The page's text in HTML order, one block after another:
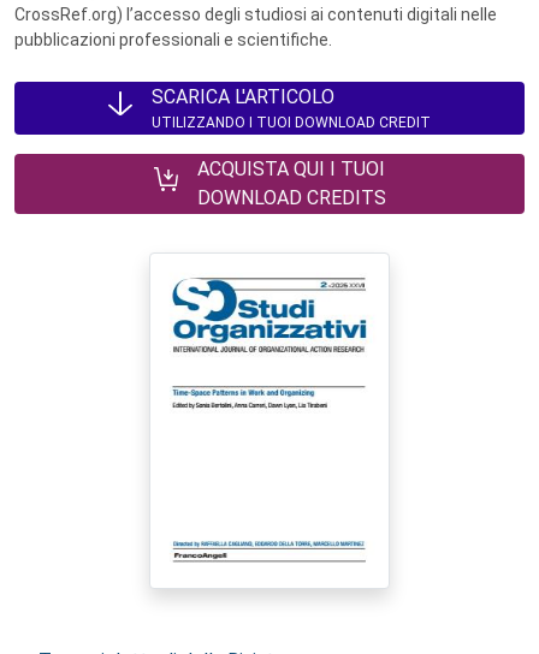
CrossRef.org) l’accesso degli studiosi ai contenuti digitali nelle
pubblicazioni professionali e scientifiche.
SCARICA L'ARTICOLO
UTILIZZANDO I TUOI DOWNLOAD CREDIT
ACQUISTA QUI I TUOI
DOWNLOAD CREDITS